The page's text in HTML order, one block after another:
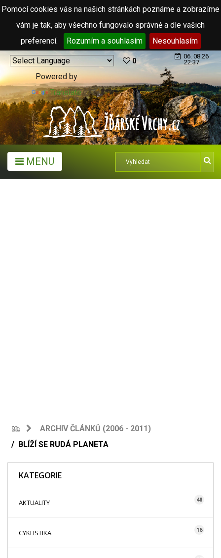
Pomocí cookies vás na našich stránkách poznáme a zobrazíme
vám je tak, aby všechno fungovalo správně a dle vašich
preferencí.
Rozumím a souhlasím Nesouhlasím
Powered by
Translate
0
06. 08.26
22:37
MENU
ARCHIV ČLÁNKŮ (2006 - 2011)
BLÍŽÍ SE RUDÁ PLANETA
KATEGORIE
AKTUALITY 48
CYKLISTIKA 16